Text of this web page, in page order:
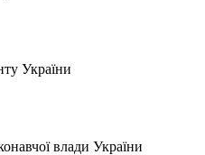
України
влади України